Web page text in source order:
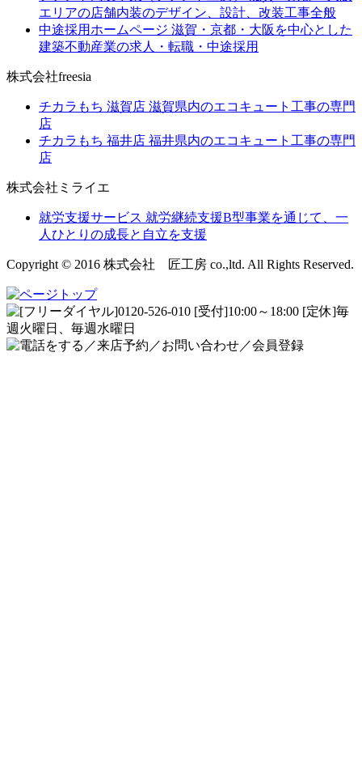
エリアの店舗内装のデザイン、設計、改装工事全般
中途採用ホームページ 滋賀・京都・大阪を中心とした
建築不動産業の求人・転職・中途採用
株式会社freesia
チカラもち 滋賀店 滋賀県内のエコキュート工事の専門
店
チカラもち 福井店 福井県内のエコキュート工事の専門
店
株式会社ミライエ
就労支援サービス 就労継続支援B型事業を通じて、一
人ひとりの成長と自立を支援
Copyright © 2016 株式会社 匠工房 co.,ltd. All Rights Reserved.